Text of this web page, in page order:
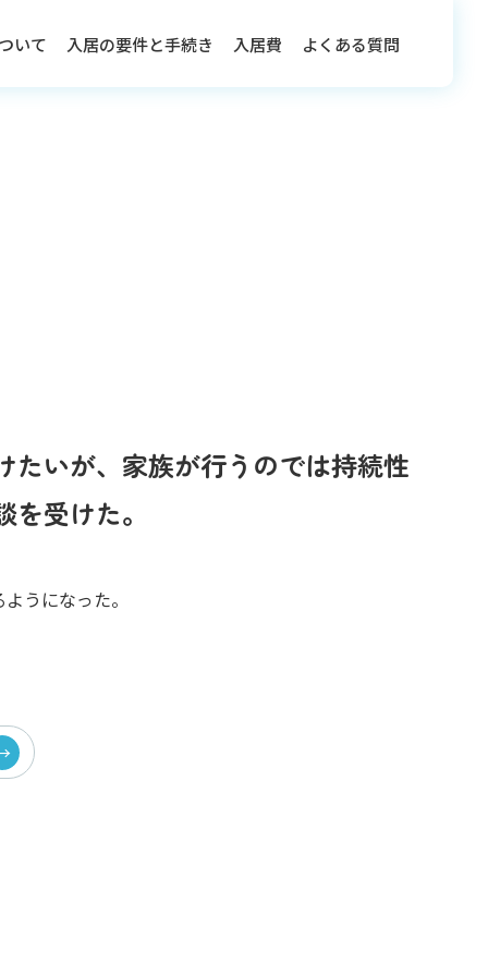
いて 入居の要件と手続き 入居費 よくある質問
たいが、家族が行うのでは持続性
受けた。
うになった。